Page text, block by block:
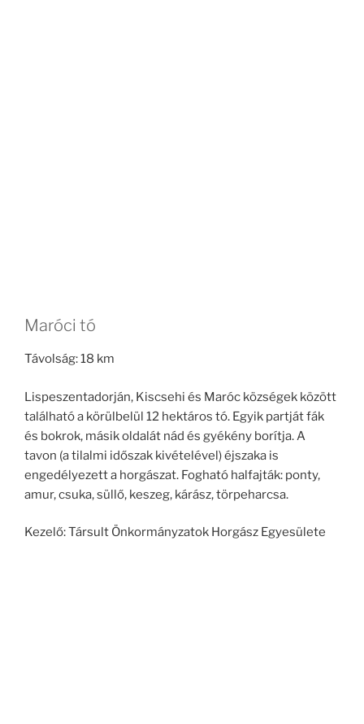
Maróci tó
Távolság: 18 km
Lispeszentadorján, Kiscsehi és Maróc községek között
található a körülbelül 12 hektáros tó. Egyik partját fák
és bokrok, másik oldalát nád és gyékény borítja. A
tavon (a tilalmi időszak kivételével) éjszaka is
engedélyezett a horgászat. Fogható halfajták: ponty,
amur, csuka, süllő, keszeg, kárász, törpeharcsa.
Kezelő: Társult Önkormányzatok Horgász Egyesülete